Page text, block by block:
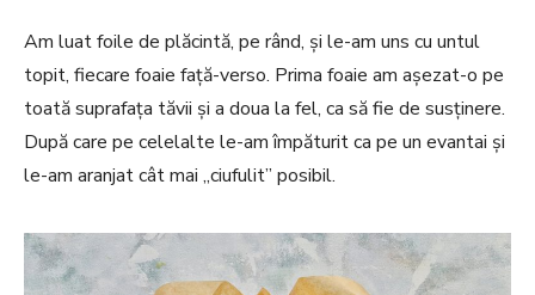
Am luat foile de plăcintă, pe rând, și le-am uns cu untul
topit, fiecare foaie față-verso. Prima foaie am așezat-o pe
toată suprafața tăvii și a doua la fel, ca să fie de susținere.
După care pe celelalte le-am împăturit ca pe un evantai și
le-am aranjat cât mai „ciufulit” posibil.